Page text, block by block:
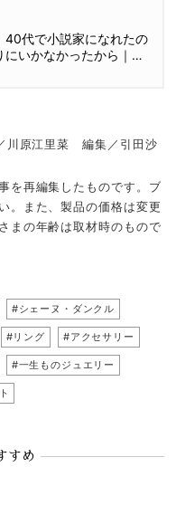
40代で小説家になれたの
いかなかったから｜朝
川原江里菜 編集／引田沙
を再編集したものです。ブ
。また、製品の価格は変更
まの年齢は取材時のもので
#シェーヌ・ダンクル
#リング #アクセサリー
#一生ものジュエリー
すめ